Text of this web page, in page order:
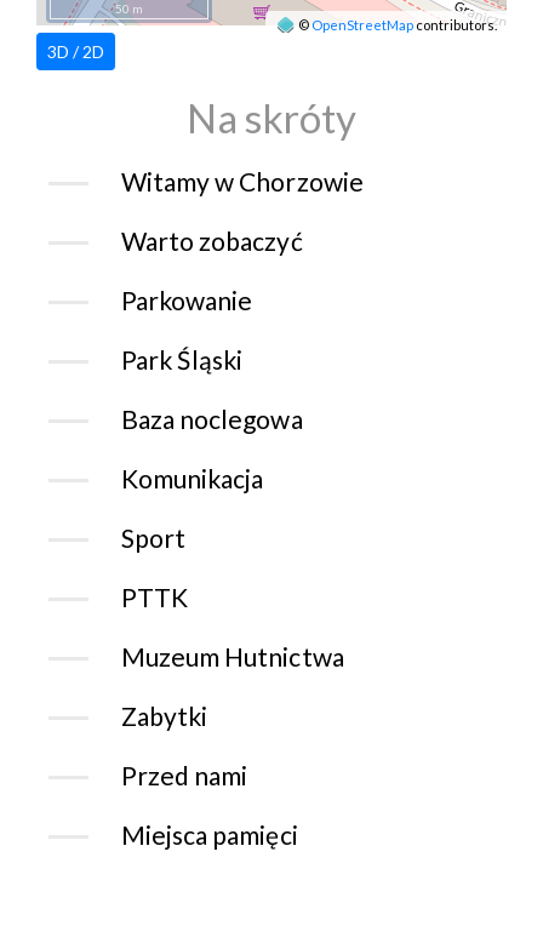
© OpenStreetMap contributors.
50 m
3D / 2D
Na skróty
Witamy w Chorzowie
Warto zobaczyć
Parkowanie
Park Śląski
Baza noclegowa
Komunikacja
Sport
PTTK
Muzeum Hutnictwa
Zabytki
Przed nami
Miejsca pamięci